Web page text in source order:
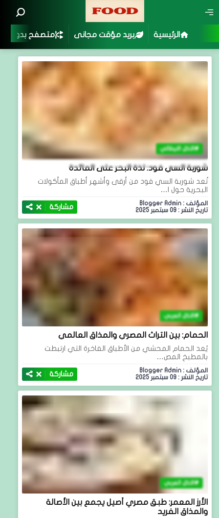
الرئيسية بريد مؤقت مجانى متصفح بدون
الاكل الايطالي
شوربة السي فود: لذة البحر على المائدة
تُعد شوربة السي فود من أرقى وأشهر أطباق المأكولات
البحرية حول ا…
المؤلف : Blogger Admin
تاريخ النشر : 09 سبتمبر 2025
مشاركة
الاكل العربي
الحمام: بين التراث المصري والمذاق العالمي
يُعد الحمام المحشي من الأطباق الفاخرة التي ارتبطت
بالمطبخ المص…
المؤلف : Blogger Admin
تاريخ النشر : 09 سبتمبر 2025
مشاركة
الاكل العربي
الأرز المعمر: طبق مصري أصيل يجمع بين الأصالة
والمذاق الفريد